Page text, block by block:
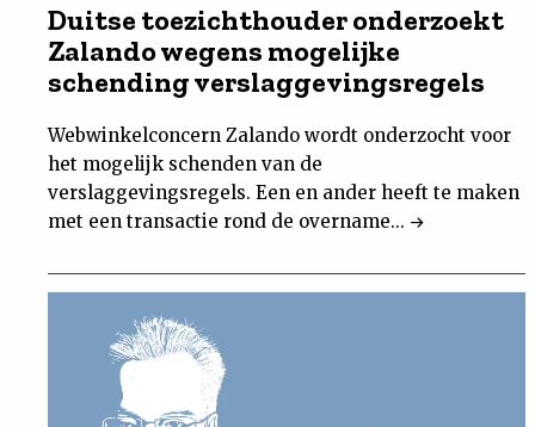
Duitse toezichthouder onderzoekt
Zalando wegens mogelijke
schending verslaggevingsregels
Webwinkelconcern Zalando wordt onderzocht voor
het mogelijk schenden van de
verslaggevingsregels. Een en ander heeft te maken
met een transactie rond de overname...